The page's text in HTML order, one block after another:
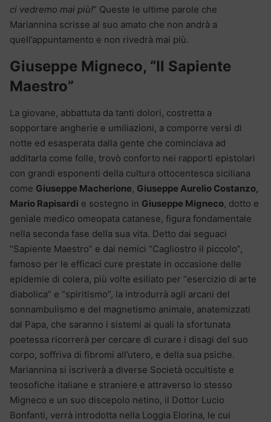
ci vedremo mai più!” Queste le ultime parole che
Mariannina scrisse al suo amato che non andrà a
quell’appuntamento e non rivedrà mai più.
Giuseppe Migneco, “Il Sapiente
Maestro”
La giovane, abbattuta da tanti dolori, costretta a
sopportare angherie e umiliazioni, a comporre versi di
notte ed esasperata dalla gente che cominciava ad
additarla come folle, trovò conforto nei rapporti epistolari
con grandi esponenti della cultura ottocentesca siciliana
come Giuseppe Macherione, Giuseppe Aurelio Costanzo,
Mario Rapisardi e sostegno in Giuseppe Migneco, dotto e
geniale medico omeopata catanese, figura fondamentale
nella seconda fase della sua vita. Detto dai seguaci
“Sapiente Maestro” e dai nemici “Cagliostro il piccolo”,
famoso per le efficaci cure prestate in occasione delle
epidemie di colera, più volte esiliato per “esercizio di arte
diabolica” e “spiritismo”, la introdurrà agli arcani del
sonnambulismo e del magnetismo animale, anatemizzati
dal Papa, che saranno i sistemi ai quali la sfortunata
poetessa ricorrerà per cercare di curare i disagi del suo
corpo, soffriva di fibromi all’utero, e della sua psiche.
Mariannina si iscriverà a diverse Società occultiste e
teosofiche italiane e straniere e attraverso lo stesso
Migneco e un suo discepolo netino, il Dottor Lucio
Bonfanti, verrà introdotta nella Loggia Elorina, le cui